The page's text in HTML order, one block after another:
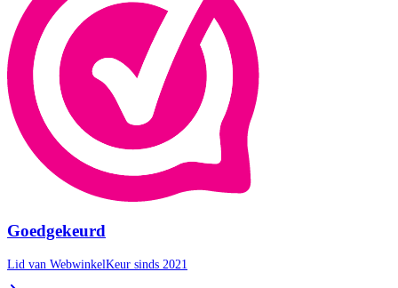
Goedgekeurd
Lid van WebwinkelKeur sinds 2021